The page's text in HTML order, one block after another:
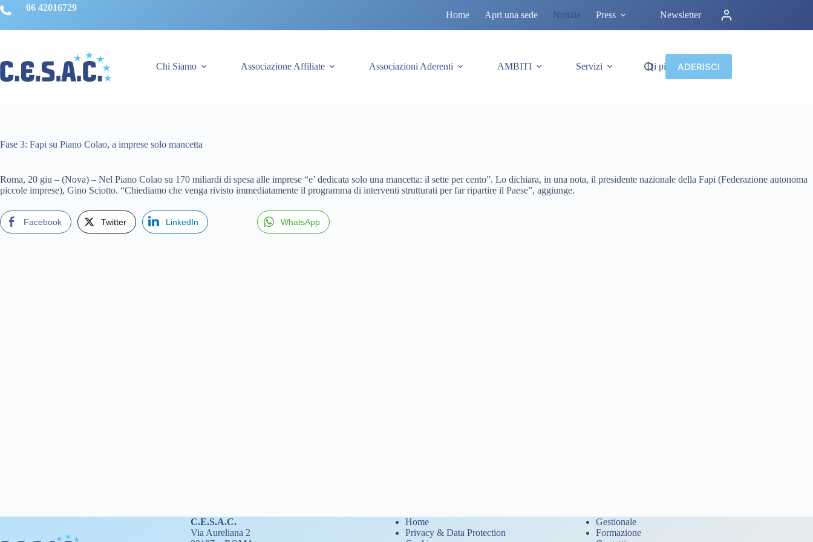
Salta
al
06 42016729
Home Apri una sede Notizie Press Newsletter
Chi Siamo Associazione Affiliate Associazioni Aderenti AMBITI Servizi Di più ADERISCI
Fase 3: Fapi su Piano Colao, a imprese solo mancetta
Roma, 20 giu – (Nova) – Nel Piano Colao su 170 miliardi di spesa alle imprese “e’ dedicata solo una mancetta: il sette per cento”. Lo dichiara, in una nota, il presidente nazionale della Fapi (Federazione autonoma
piccole imprese), Gino Sciotto. “Chiediamo che venga rivisto immediatamente il programma di interventi strutturati per far ripartire il Paese”, aggiunge.
Facebook Twitter LinkedIn WhatsApp
C.E.S.A.C.
Via Aureliana 2
Home
Privacy & Data Protection
Gestionale
Formazione